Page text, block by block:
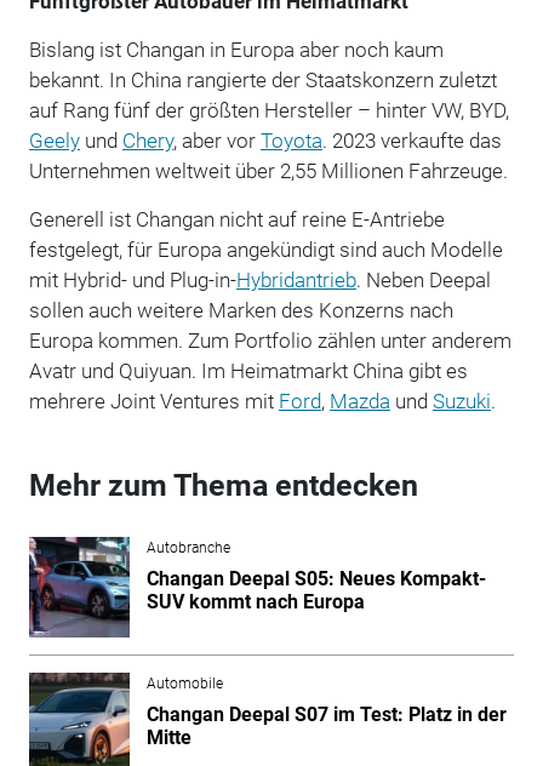
Bislang ist Changan in Europa aber noch kaum
bekannt. In China rangierte der Staatskonzern zuletzt
auf Rang fünf der größten Hersteller – hinter VW, BYD,
Geelyund Chery, aber vor Toyota. 2023 verkaufte das
Unternehmen weltweit über 2,55 Millionen Fahrzeuge.
Generell ist Changan nicht auf reine E-Antriebe
festgelegt, für Europa angekündigt sind auch Modelle
mit Hybrid- und Plug-in-Hybridantrieb. Neben Deepal
sollen auch weitere Marken des Konzerns nach
Europa kommen. Zum Portfolio zählen unter anderem
Avatr und Quiyuan. Im Heimatmarkt China gibt es
mehrere Joint Ventures mit Ford, Mazda und Suzuki.
Mehr zum Thema entdecken
Autobranche
Changan Deepal S05: Neues Kompakt-
SUV kommt nach Europa
Automobile
Changan Deepal S07 im Test: Platz in der
Mitte